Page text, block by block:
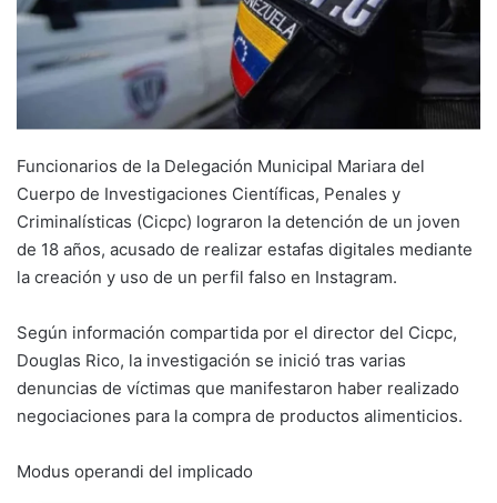
Funcionarios de la Delegación Municipal Mariara del
Cuerpo de Investigaciones Científicas, Penales y
Criminalísticas (Cicpc) lograron la detención de un joven
de 18 años, acusado de realizar estafas digitales mediante
la creación y uso de un perfil falso en Instagram.
Según información compartida por el director del Cicpc,
Douglas Rico, la investigación se inició tras varias
denuncias de víctimas que manifestaron haber realizado
negociaciones para la compra de productos alimenticios.
Modus operandi del implicado